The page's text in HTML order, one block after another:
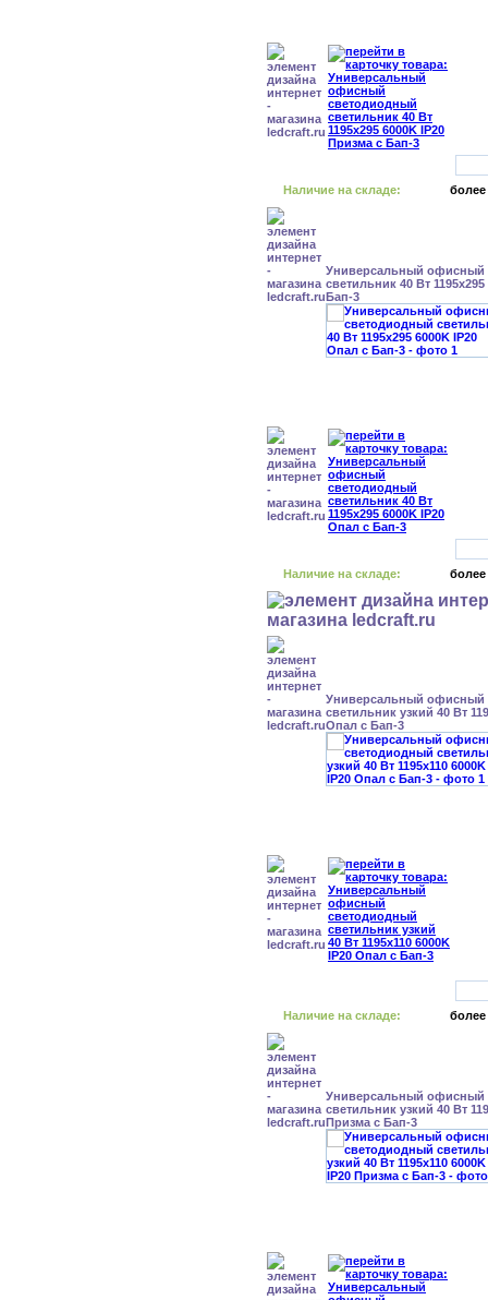
Наличие на складе: более
Универсальный офисный
светильник 40 Вт
Бап-3
Наличие на складе: более
Универсальный офисный
светильник узкий 40 Вт
Опал с Бап-3
Наличие на складе: более
Универсальный офисный
светильник узкий 40 Вт
Призма с Бап-3